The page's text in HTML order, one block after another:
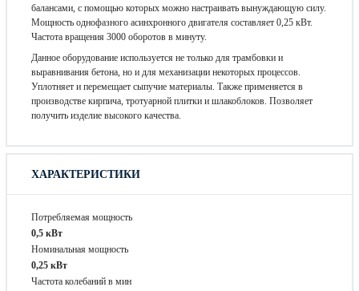
балансами, с помощью которых можно настраивать вынуждающую силу.
Мощность однофазного асинхронного двигателя составляет 0,25 кВт.
Частота вращения 3000 оборотов в минуту.
Данное оборудование используется не только для трамбовки и
выравнивания бетона, но и для механизации некоторых процессов.
Уплотняет и перемещает сыпучие материалы. Также применяется в
производстве кирпича, тротуарной плитки и шлакоблоков. Позволяет
получить изделие высокого качества.
ХАРАКТЕРИСТИКИ
Потребляемая мощность
0,5 кВт
Номинальная мощность
0,25 кВт
Частота колебаний в мин